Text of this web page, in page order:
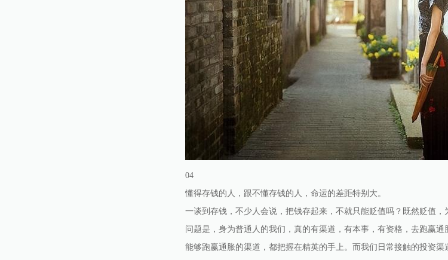
04
懂得存钱的人，跟不懂存钱的人，命运的差距特别大。
一谈到存钱，不少人会说，把钱存起来，不就只能贬值吗？既然贬值，
问题是，身为普通人的我们，真的有渠道，有本事，有资格，去跑赢通
能够跑赢通胀的渠道，都把握在精英的手上。而我们日常接触的投资